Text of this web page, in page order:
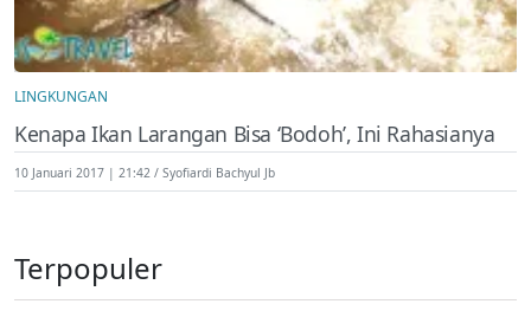
LINGKUNGAN
Kenapa Ikan Larangan Bisa ‘Bodoh’, Ini Rahasianya
10 Januari 2017 | 21:42 Syofiardi Bachyul Jb
Terpopuler